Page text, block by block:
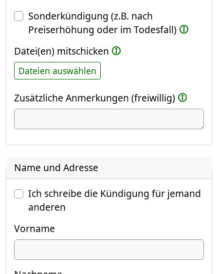
Sonderkündigung (z.B. nach
Preiserhöhung oder im Todesfall)
Datei(en) mitschicken
Dateien auswählen
Zusätzliche Anmerkungen (freiwillig)
Name und Adresse
Ich schreibe die Kündigung für jemand
anderen
Vorname